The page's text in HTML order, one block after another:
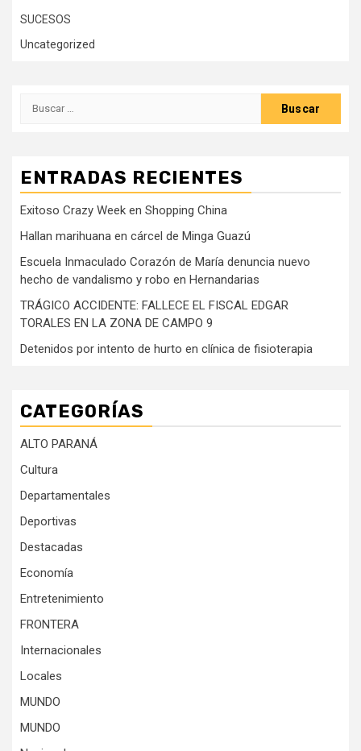
SUCESOS
Uncategorized
Buscar:
ENTRADAS RECIENTES
Exitoso Crazy Week en Shopping China
Hallan marihuana en cárcel de Minga Guazú
Escuela Inmaculado Corazón de María denuncia nuevo
hecho de vandalismo y robo en Hernandarias
TRÁGICO ACCIDENTE: FALLECE EL FISCAL EDGAR
TORALES EN LA ZONA DE CAMPO 9
Detenidos por intento de hurto en clínica de fisioterapia
CATEGORÍAS
ALTO PARANÁ
Cultura
Departamentales
Deportivas
Destacadas
Economía
Entretenimiento
FRONTERA
Internacionales
Locales
MUNDO
MUNDO